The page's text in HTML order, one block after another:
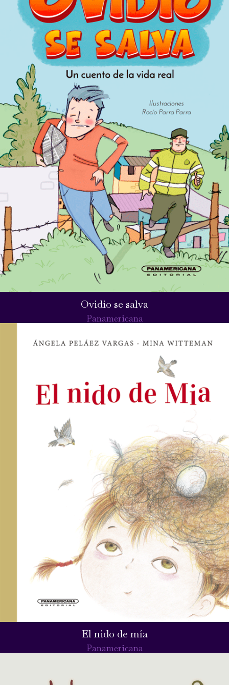
Ovidio se salva
Panamericana
El nido de mía
Panamericana